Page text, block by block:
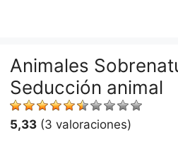
Animales
Seducción animal
5,33 (3 valoraciones)